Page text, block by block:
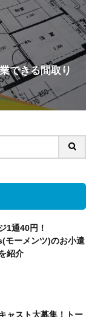
できる間取り
1通40円！
モーメンツ)のお小遣
紹介
ャスト大募集！トー